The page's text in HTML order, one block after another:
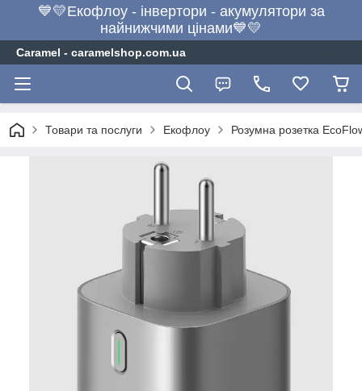
💙💛Екофлоу - інвертори - акумулятори за
найнижчими цінами💙💛
Caramel - caramelshop.com.ua
Товари та послуги Екофлоу Розумна розетка